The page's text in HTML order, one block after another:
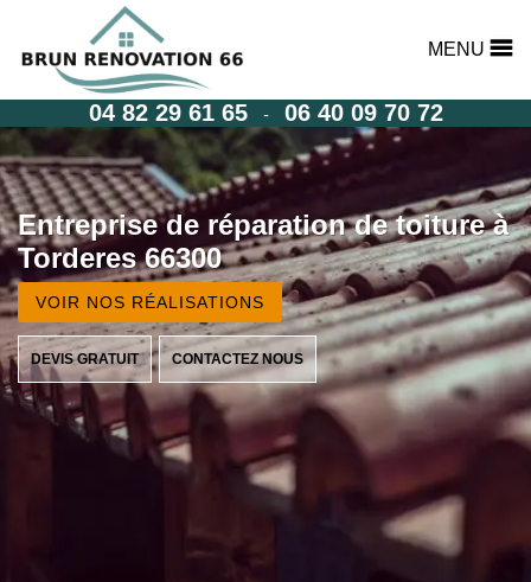
MENU
04 82 29 61 65 - 06 40 09 70 72
Entreprise de réparation de toiture à
Torderes 66300
VOIR NOS RÉALISATIONS
DEVIS GRATUIT CONTACTEZ NOUS